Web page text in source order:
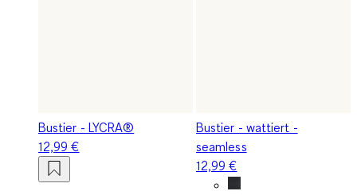
Bustier - LYCRA®
12,99 €
Bustier - wattiert -
seamless
12,99 €